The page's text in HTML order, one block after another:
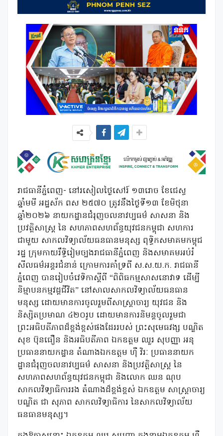
រាជធានីភ្នំពេញ- នៅរសៀលថ្ងៃសៅរ៍ ១៣រោច ខែជេស្ធ
ឆ្នាំមមី អដ្ឋស័ក ពស ២៥៧០ ត្រូវនឹងថ្ងៃទី១៣ ខែមិថុនា
ឆ្នាំ២០២៦ នាយកដ្ឋានជំរុញចលនាវប្បធម៌ សាសនា និង
ប្រវត្តិសាស្ត្រ នៃ សហភាពសហព័ន្ធយុវជនកម្ពុជា សហការ
ជាមួយ សាកលវិទ្យាល័យធនធានមនុស្ស ពុទ្ធិកសមាគមកម្ពុជ
រដ្ឋ ក្រុមកាយរឹទ្ធិរៀមច្បងរាជធានីភ្នំពេញ និងសមាគមអប់រំ
សីលធម៌អន្តរជំនាន់ ក្រោមការគាំទ្រពី ស.ស.យ.ក. រាជធានី
ភ្នំពេញ បានរៀបចំវេទិកាស្តីពី “ពិពិធកម្មសាសនោវាទ ដើម្បី
និម្មាបនកម្មវដ្ដជីវិត” នៅសាលសាកលវិទ្យាល័យធនធាន
មនុស្ស ដោយមានការចូលរួមពីសាស្ត្រាចារ្យ យុវជន និង
និស្សិតប្រមាណ ៤២០រូប ដោយមានការនិមន្តចូលរួមជា
ព្រះអធិបតីភាពដ៏ខ្ពង់ខ្ពស់ផងដែររបស់ ព្រះសុមេធវង្ស បណ្ឌិត
សុខ ប៊ុនធឿន និងអធិបតីភាព ឯកឧត្តម ឈួរ សុបញ្ញា អនុ
ប្រធាននាយកដ្ឋាន តំណាងឯកឧត្តម ហ៉ឺ វិរៈ ប្រធាននាយក
ដ្ឋានជំរុញចលនាវប្បធម៌ សាសនា និងប្រវត្តិសាស្ត្រ នៃ
សហភាពសហព័ន្ធយុវជនកម្ពុជា និងលោក ឈន ណុប
សាកលវិទ្យាធិការរង តំណាងដ៏ខ្ពង់ខ្ពស់ ឯកឧត្តម សាស្រ្តាចារ្យ
បណ្ឌិត ជា សុភាព សាកលវិទ្យាធិការ នៃសាកលវិទ្យាល័យ
ធនធានមនុស្ស។